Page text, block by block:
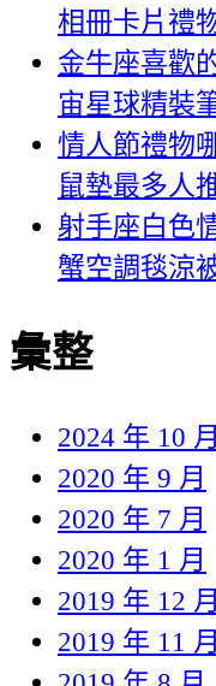
相冊卡片禮
金牛座喜歡
宙星球精裝
情人節禮物
鼠墊最多人
射手座白色
蟹空調毯涼
彙整
2024 年 10 月
2020 年 9 月
2020 年 7 月
2020 年 1 月
2019 年 12 月
2019 年 11 月